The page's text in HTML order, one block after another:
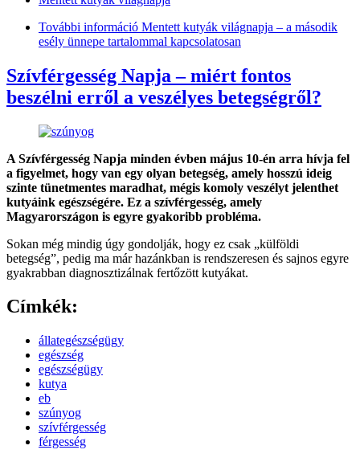
További információ Mentett kutyák világnapja – a második
esély ünnepe tartalommal kapcsolatosan
Szívférgesség Napja – miért fontos
beszélni erről a veszélyes betegségről?
A Szívférgesség Napja minden évben május 10-én arra hívja fel
a figyelmet, hogy van egy olyan betegség, amely hosszú ideig
szinte tünetmentes maradhat, mégis komoly veszélyt jelenthet
kutyáink egészségére. Ez a szívférgesség, amely
Magyarországon is egyre gyakoribb probléma.
Sokan még mindig úgy gondolják, hogy ez csak „külföldi
betegség”, pedig ma már hazánkban is rendszeresen és sajnos egyre
gyakrabban diagnosztizálnak fertőzött kutyákat.
Címkék:
állategészségügy
egészség
egészségügy
kutya
eb
szúnyog
szívférgesség
férgesség